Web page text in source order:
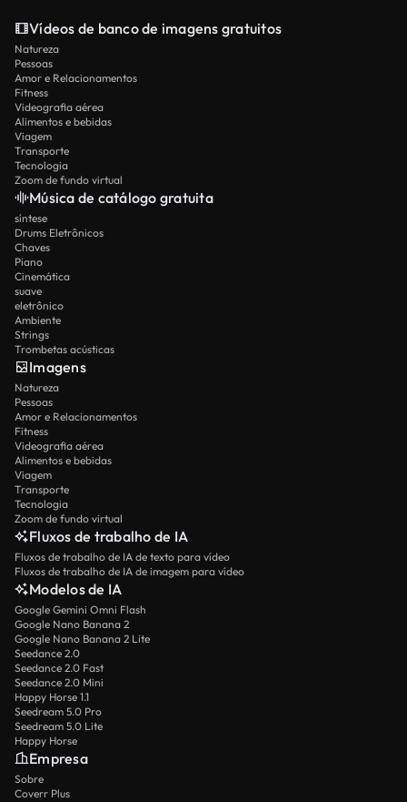
Vídeos de banco de imagens gratuitos
Natureza
Pessoas
Amor e Relacionamentos
Fitness
Videografia aérea
Alimentos e bebidas
Viagem
Transporte
Tecnologia
Zoom de fundo virtual
Música de catálogo gratuita
síntese
Drums Eletrônicos
Chaves
Piano
Cinemática
suave
eletrônico
Ambiente
Strings
Trombetas acústicas
Imagens
Natureza
Pessoas
Amor e Relacionamentos
Fitness
Videografia aérea
Alimentos e bebidas
Viagem
Transporte
Tecnologia
Zoom de fundo virtual
Fluxos de trabalho de IA
Fluxos de trabalho de IA de texto para vídeo
Fluxos de trabalho de IA de imagem para vídeo
Modelos de IA
Google Gemini Omni Flash
Google Nano Banana 2
Google Nano Banana 2 Lite
Seedance 2.0
Seedance 2.0 Fast
Seedance 2.0 Mini
Happy Horse 1.1
Seedream 5.0 Pro
Seedream 5.0 Lite
Happy Horse
Empresa
Sobre
Coverr Plus